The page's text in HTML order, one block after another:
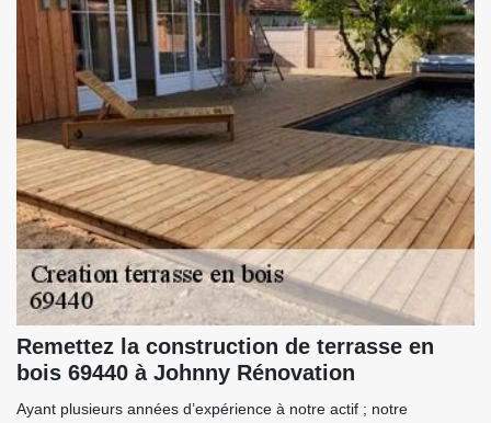
Remettez la construction de terrasse en
bois 69440 à Johnny Rénovation
Ayant plusieurs années d’expérience à notre actif ; notre